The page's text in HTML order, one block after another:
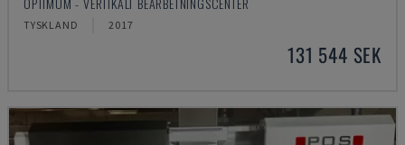
TYSKLAND 2017
131 544 SEK